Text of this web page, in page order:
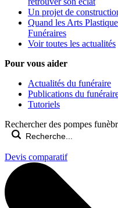
Un projet de
Quand les Arts
Funéraires
Voir toutes les actualités
Pour vous aider
Actualités du funéraire
Publications du
Tutoriels
Rechercher des pompes
Devis comparatif